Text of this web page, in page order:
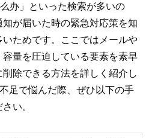
办」といった検索が多いの
が届いた時の緊急対応策を知
いためです。ここではメールや
量を圧迫している要素を素早
削除できる方法を詳しく紹介し
足で悩んだ際、ぜひ以下の手
い。